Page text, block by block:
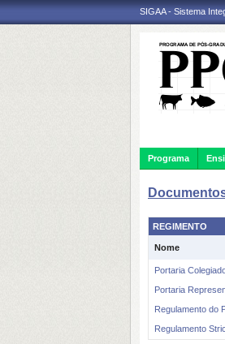
SIGAA - Sistema
Programa
REGIMENTO
Nome
Portaria
Portaria
Regulamento do
Regulamento